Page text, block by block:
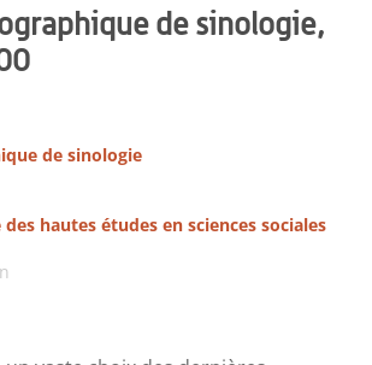
de sinologie,
de sinologie
hautes études en sciences sociales